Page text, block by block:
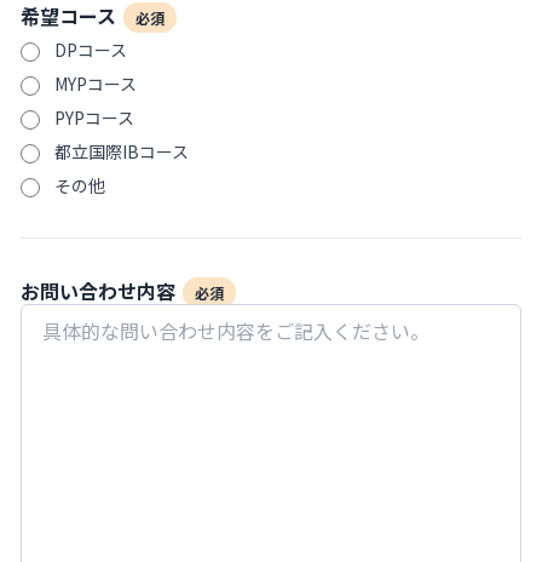
希望コース 必須
DPコース
MYPコース
PYPコース
都立国際IBコース
その他
お問い合わせ内容 必須